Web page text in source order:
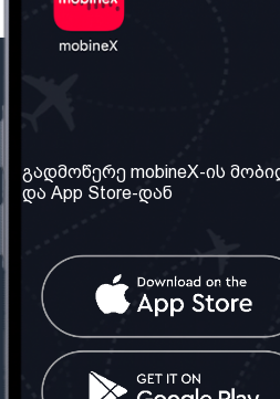
ჩვენ შესახებ
ჩვენი სერვისები
კონტაქტი
საქართველო: თბილისი
გადმოწერე mobineX-ის
და App Store-დან